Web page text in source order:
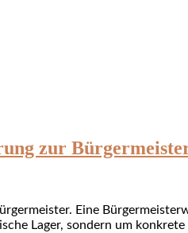
zur
Eine
Lager, sondern um